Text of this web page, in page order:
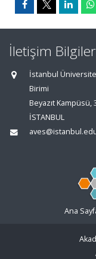
İletişim
İstanbul
Birimi
Beyazıt Kampüsü,
İSTANBUL
Ana